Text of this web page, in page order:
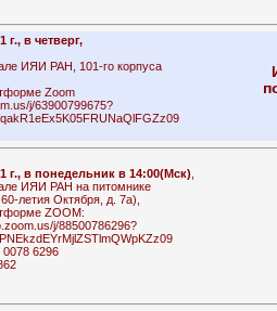
г., в четверг,
ИЯИ РАН, 101-го корпуса
Zoom
j/63900799675?
г., в понедельник в 14:00(Мск)
ИЯИ РАН на питомнике
летия Октября, д. 7а),
ZOOM:
j/88500786296?
0078 6296